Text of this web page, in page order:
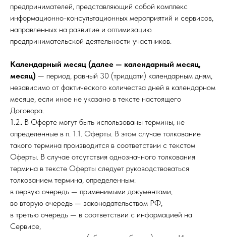
предпринимателей, представляющий собой комплекс
информационно-консультационных мероприятий и сервисов,
направленных на развитие и оптимизацию
предпринимательской деятельности участников.
Календарный месяц (далее — календарный месяц,
месяц) — период, равный 30 (тридцати) календарным дням,
независимо от фактического количества дней в календарном
месяце, если иное не указано в тексте настоящего
Договора.
1.2. В Оферте могут быть использованы термины, не
определенные в п. 1.1. Оферты. В этом случае толкование
такого термина производится в соответствии с текстом
Оферты. В случае отсутствия однозначного толкования
термина в тексте Оферты следует руководствоваться
толкованием термина, определенным:
в первую очередь — применимыми документами,
во вторую очередь — законодательством РФ,
в третью очередь — в соответствии с информацией на
Сервисе,